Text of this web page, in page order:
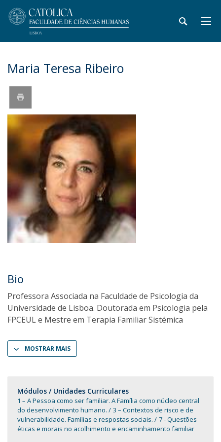
Maria Teresa Ribeiro
Bio
Professora Associada na Faculdade de Psicologia da
Universidade de Lisboa. Doutorada em Psicologia pela
FPCEUL e Mestre em Terapia Familiar Sistémica
MOSTRAR MAIS
Módulos / Unidades Curriculares
1 – A Pessoa como ser familiar. A Família como núcleo central
do desenvolvimento humano.
3 – Contextos de risco e de
vulnerabilidade. Famílias e respostas sociais.
7 - Questões
éticas e morais no acolhimento e encaminhamento familiar